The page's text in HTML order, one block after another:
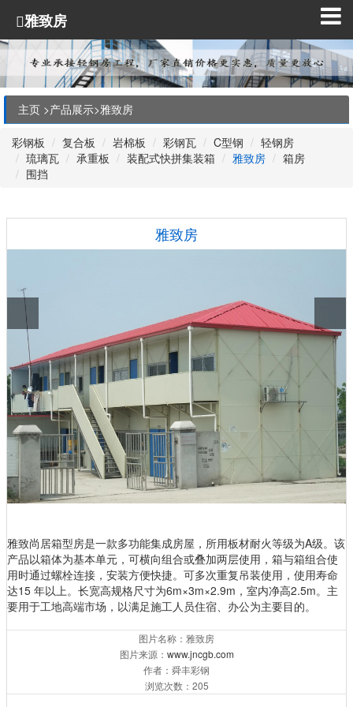
雅致房
主页 >产品展示>雅致房
彩钢板 复合板 岩棉板 彩钢瓦 C型钢
轻钢房
琉璃瓦
承重板 装配式快拼集装箱 雅致房
箱房
围挡
雅致房
雅致尚居箱型房是一款多功能集成房屋，所用板材耐火等级为A级。该
产品以箱体为基本单元，可横向组合或叠加两层使用，箱与箱组合使
用时通过螺栓连接，安装方便快捷。可多次重复吊装使用，使用寿命
达15 年以上。长宽高规格尺寸为6m×3m×2.9m，室内净高2.5m。主
要用于工地高端市场，以满足施工人员住宿、办公为主要目的。
图片名称：雅致房
图片来源： www.jncgb.com
作者：舜丰彩钢
浏览次数：205